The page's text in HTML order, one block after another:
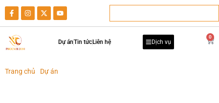
Dự ánTin tức Liên hệ Dịch vụ
0
Trang chủ Dự án